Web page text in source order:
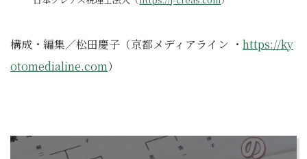
構成・編集／松田慶子（京都メディアライン ・ https://ky
otomedialine.com）